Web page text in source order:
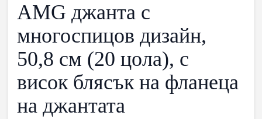
AMG джанта с
многоспицов дизайн,
50,8 см (20 цола), с
висок блясък на фланеца
на джантата